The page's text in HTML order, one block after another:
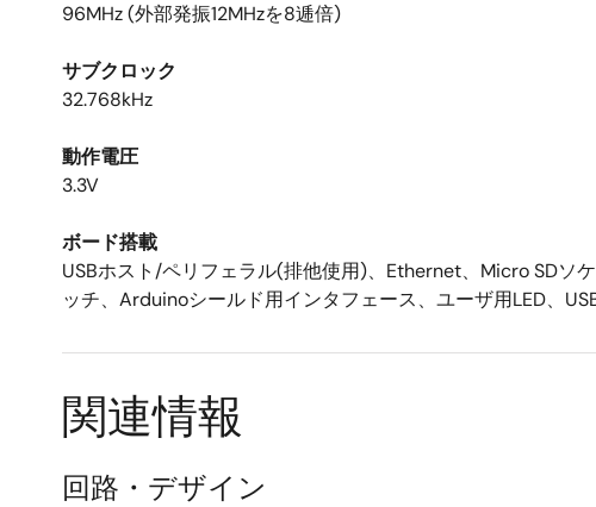
96MHz (外部発振12MHzを8逓倍)
サブクロック
32.768kHz
動作電圧
3.3V
ボード搭載
USBホスト/ペリフェラル(排他使用)、Ethernet、Micro SDソ
ッチ、Arduinoシールド用インタフェース、ユーザ用LED、
関連情報
回路・デザイン